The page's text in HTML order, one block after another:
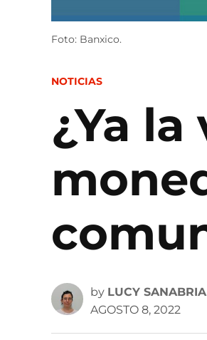
Foto: Banxico.
POSTED
NOTICIAS
¿Ya
by LUCY SANABRIA
AGOSTO 8, 2022